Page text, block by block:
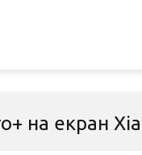
на екран